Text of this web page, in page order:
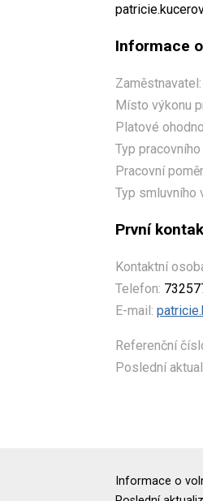
Informace
Zaměstnavatel:
Místo výkonu
Platové
Typ pracovního
Pracovní
Typ smluvního
První
Kontaktní
Telefon:
E-mail:
Referenční
Poslední
Informace o